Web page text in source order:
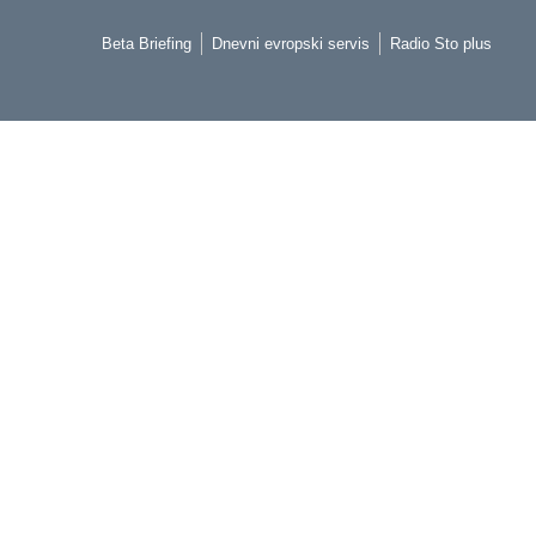
Beta Briefing Dnevni evropski servis Radio Sto plus